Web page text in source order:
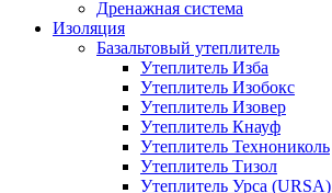
Дренажная система
Изоляция
Базальтовый утеплитель
Утеплитель Изба
Утеплитель Изобокс
Утеплитель Изовер
Утеплитель Кнауф
Утеплитель Технониколь
Утеплитель Тизол
Утеплитель Урса (URSA)